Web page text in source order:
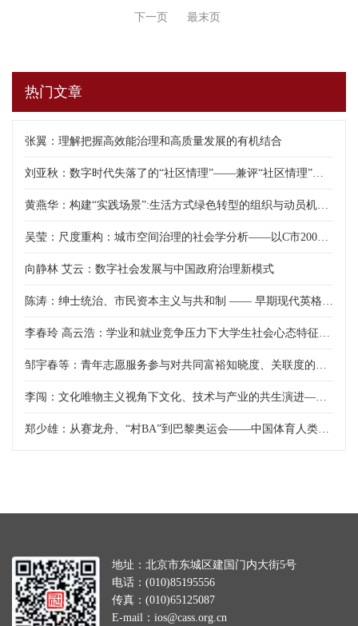
下一页 最末页
热门文章
张翼：理解把握高效能治理和高质量发展的有机结合
向静林 艾云：数字社会发展与中国政府治理新模式
地址：北京市东城区建国门内大街5号
电话：(010)85195556
传真：(010)65125087
E-mail：ios@cass.org.cn